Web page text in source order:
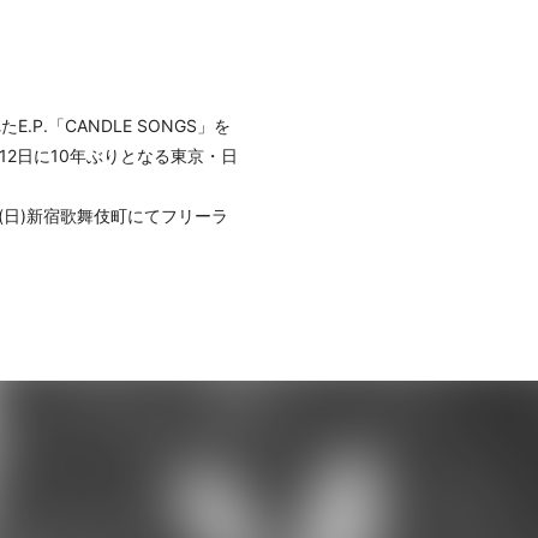
E.P.「CANDLE SONGS」を
日に10年ぶりとなる東京・日
)新宿歌舞伎町にてフリーラ